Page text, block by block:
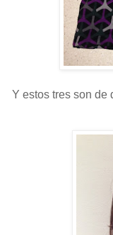
Y estos tres son de